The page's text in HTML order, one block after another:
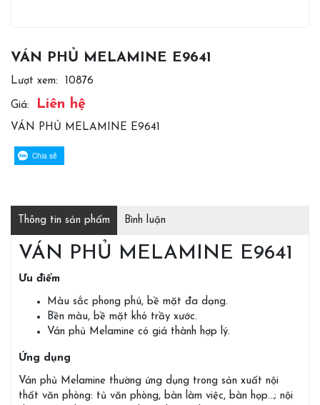
VÁN PHỦ MELAMINE E9641
Lượt xem: 10876
Giá: Liên hệ
VÁN PHỦ MELAMINE E9641
Chia sẻ
Thông tin sản phẩm Bình luận
VÁN PHỦ MELAMINE E9641
Ưu điểm
Màu sắc phong phú, bề mặt đa dạng.
Bền màu, bề mặt khó trầy xước.
Ván phủ Melamine có giá thành hợp lý.
Ứng dụng
Ván phủ Melamine thường ứng dụng trong sản xuất nội
thất văn phòng: tủ văn phòng, bàn làm việc, bàn họp…; nội